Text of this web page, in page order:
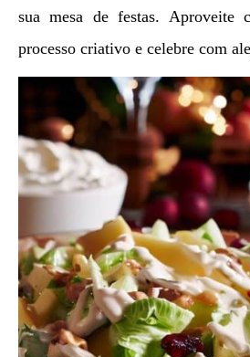
sua mesa de festas. Aproveite
processo criativo e celebre com